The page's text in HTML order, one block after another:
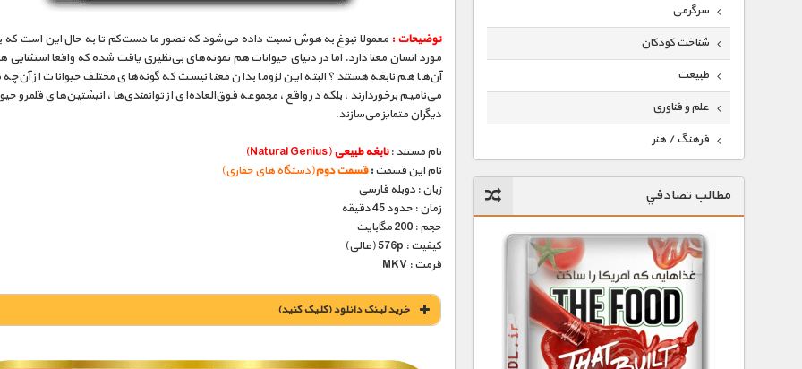
سرگرمی
شناخت کودکان
طبیعت
علم و فناوری
فرهنگ / هنر
گردشگری
ماورایی
مسابقات / ورزشی
مستند های اختصاصی
مطالب تصادفي
توضیحات :معمولا نبوغ به هوش نسبت داده می‌شود که تصور ما دست‌کم تا به حال این است که
مورد انسان معنا دارد. اما در دنیای حیوانات هم نمونه‌های بی‌نظیری یافت شده که واقعا استثنایی
آن‌ها هم نابغه هستند؟ البته این لزوما بدان معنا نیست که گونه‌های مختلف حیوانات از
می‌نامیم برخوردارند، بلکه در واقع، مجموعه فوق‌العاده‌ای از توانمندی‌ها، انیشتین‌های قلمرو
دیگران متمایز می‌سازند.
نام مستند :نابغه طبیعی(Natural Genius)
نام این قسمت:قسمت دوم(دستگاه های حفاری)
زبان : دوبله فارسی
زمان : حدود 45 دقیقه
حجم : 200 مگابایت
کیفیت : 576p (عالی)
فرمت : MKV
خريد لينک دانلود (کليک کنيد)